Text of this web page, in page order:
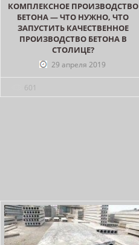
КОМПЛЕКСНОЕ ПРОИЗВОДСТВО
БЕТОНА — ЧТО НУЖНО, ЧТО
ЗАПУСТИТЬ КАЧЕСТВЕННОЕ
ПРОИЗВОДСТВО БЕТОНА В
СТОЛИЦЕ?
29 апреля 2019
601